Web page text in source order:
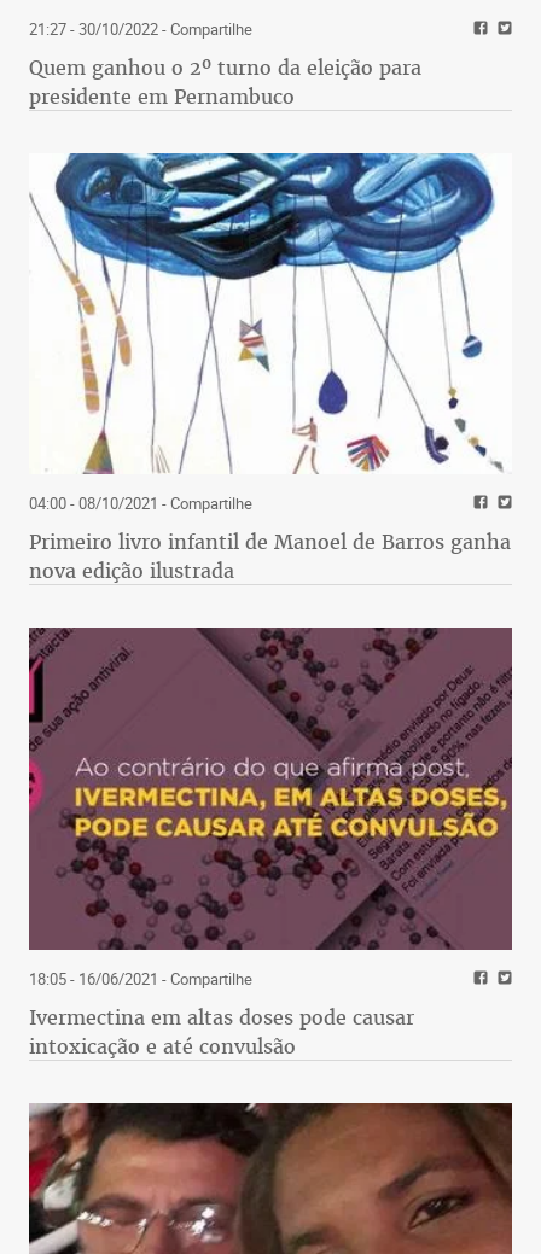
21:27 - 30/10/2022- Compartilhe
Quem ganhou o 2º turno da eleição para
presidente em Pernambuco
04:00 - 08/10/2021 - Compartilhe
Primeiro livro infantil de Manoel de Barros ganha
nova edição ilustrada
18:05 - 16/06/2021 - Compartilhe
Ivermectina em altas doses pode causar
intoxicação e até convulsão